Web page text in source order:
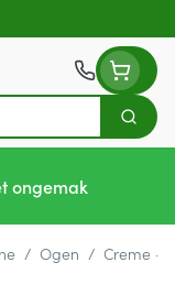
Zoek
ongemak
/ Ogen / Creme -